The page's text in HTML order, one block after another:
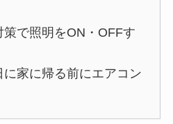
で照明をON・OFFす
に家に帰る前にエアコン